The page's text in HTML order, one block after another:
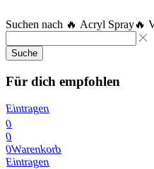
Suchen nach 🔥 Acryl Spray🔥
Suche
Für dich empfohlen
Eintragen
0
0
0Warenkorb
Eintragen